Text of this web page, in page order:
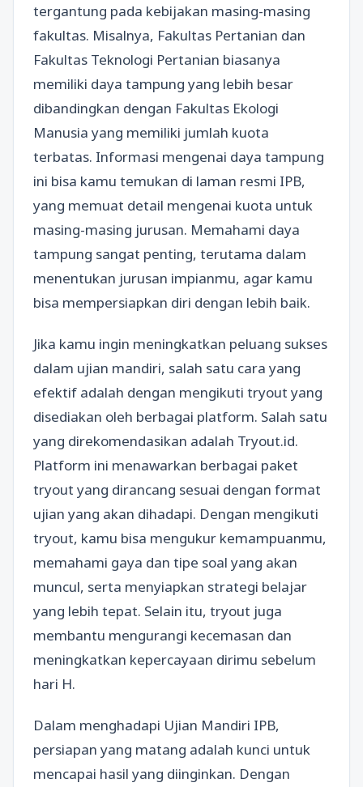
tergantung pada kebijakan masing-masing
fakultas. Misalnya, Fakultas Pertanian dan
Fakultas Teknologi Pertanian biasanya
memiliki daya tampung yang lebih besar
dibandingkan dengan Fakultas Ekologi
Manusia yang memiliki jumlah kuota
terbatas. Informasi mengenai daya tampung
ini bisa kamu temukan di laman resmi IPB,
yang memuat detail mengenai kuota untuk
masing-masing jurusan. Memahami daya
tampung sangat penting, terutama dalam
menentukan jurusan impianmu, agar kamu
bisa mempersiapkan diri dengan lebih baik.
Jika kamu ingin meningkatkan peluang sukses
dalam ujian mandiri, salah satu cara yang
efektif adalah dengan mengikuti tryout yang
disediakan oleh berbagai platform. Salah satu
yang direkomendasikan adalah Tryout.id.
Platform ini menawarkan berbagai paket
tryout yang dirancang sesuai dengan format
ujian yang akan dihadapi. Dengan mengikuti
tryout, kamu bisa mengukur kemampuanmu,
memahami gaya dan tipe soal yang akan
muncul, serta menyiapkan strategi belajar
yang lebih tepat. Selain itu, tryout juga
membantu mengurangi kecemasan dan
meningkatkan kepercayaan dirimu sebelum
hari H.
Dalam menghadapi Ujian Mandiri IPB,
persiapan yang matang adalah kunci untuk
mencapai hasil yang diinginkan. Dengan